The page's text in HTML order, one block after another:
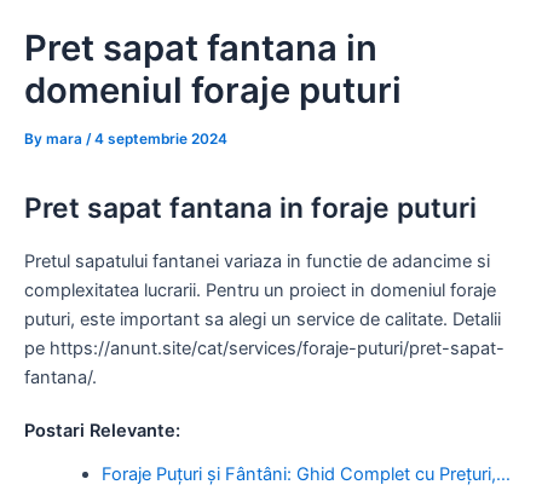
content
Pret sapat fantana in
domeniul foraje puturi
By mara /4 septembrie 2024
Pret sapat fantana in foraje puturi
Pretul sapatului fantanei variaza in functie de adancime si
complexitatea lucrarii. Pentru un proiect in domeniul foraje
puturi, este important sa alegi un service de calitate. Detalii
pe https://anunt.site/cat/services/foraje-puturi/pret-sapat-
fantana/.
Postari Relevante:
Foraje Puțuri și Fântâni: Ghid Complet cu Prețuri,…